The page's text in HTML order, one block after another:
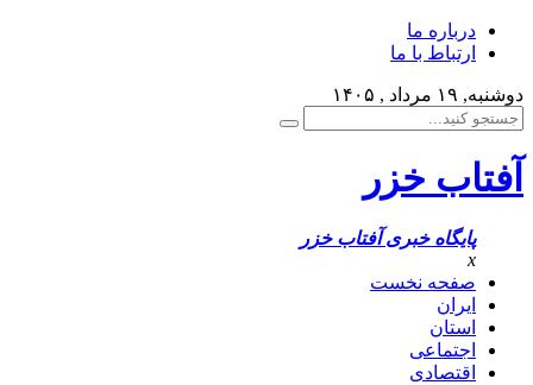
درباره ما
ارتباط با ما
دوشنبه, ۱۹ مرداد , ۱۴۰۵
آفتاب خزر
پایگاه خبری آفتاب خزر
x
صفحه نخست
ایران
استان
اجتماعی
اقتصادی